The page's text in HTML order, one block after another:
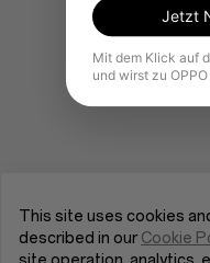
Jetzt
Mit dem Klick auf
und wirst zu
This site uses cookies
described in ourCookie